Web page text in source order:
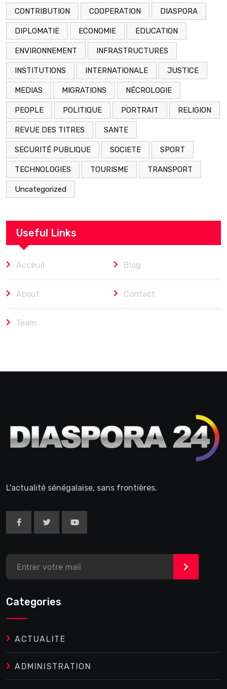
CONTRIBUTION COOPERATION DIASPORA
DIPLOMATIE ECONOMIE EDUCATION
ENVIRONNEMENT INFRASTRUCTURES
INSTITUTIONS INTERNATIONALE JUSTICE
MEDIAS MIGRATIONS NÉCROLOGIE
PEOPLE POLITIQUE PORTRAIT RELIGION
REVUE DES TITRES SANTE
SECURITÉ PUBLIQUE SOCIETE SPORT
TECHNOLOGIES TOURISME TRANSPORT
Uncategorized
Useful Links
Acceuil Blog
About Contact
Team
L'actualité sénégalaise, sans frontières.
>
Categories
ACTUALITE
ADMINISTRATION